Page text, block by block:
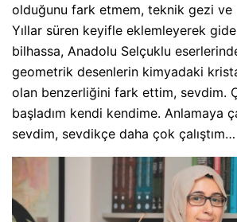
olduğunu fark etmem, teknik gezi ve
Yıllar süren keyifle eklemleyerek
bilhassa, Anadolu Selçuklu
geometrik desenlerin kimyadaki
olan benzerliğini fark ettim, sevdim.
başladım kendi kendime. Anlamaya
sevdim, sevdikçe daha çok çalıştım…